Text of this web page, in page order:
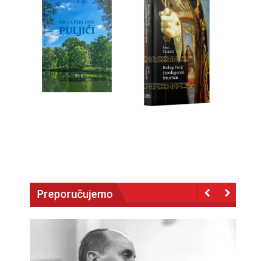
Preporučujemo